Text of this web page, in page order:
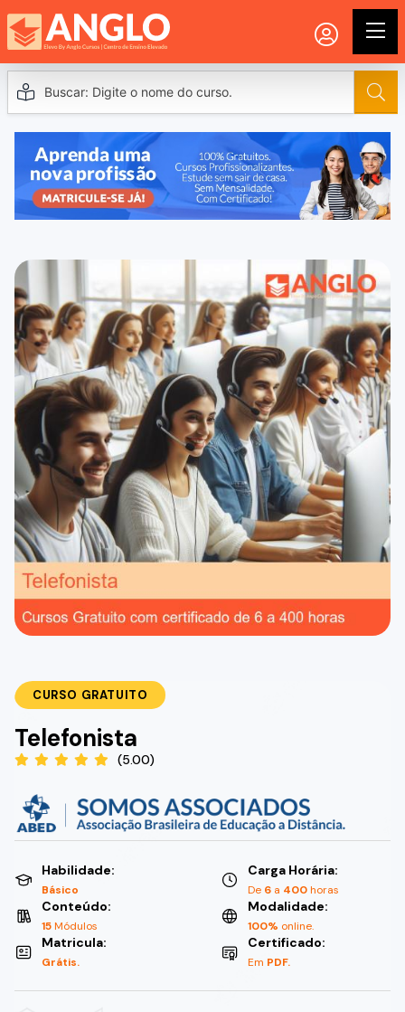
CURSO GRATUITO
Telefonista
(5.00)
Habilidade:
Básico
Carga Horária:
De 6 a 400horas
Conteúdo:
15Módulos
Modalidade:
100% online.
Matricula:
Grátis.
Certificado:
Em PDF.